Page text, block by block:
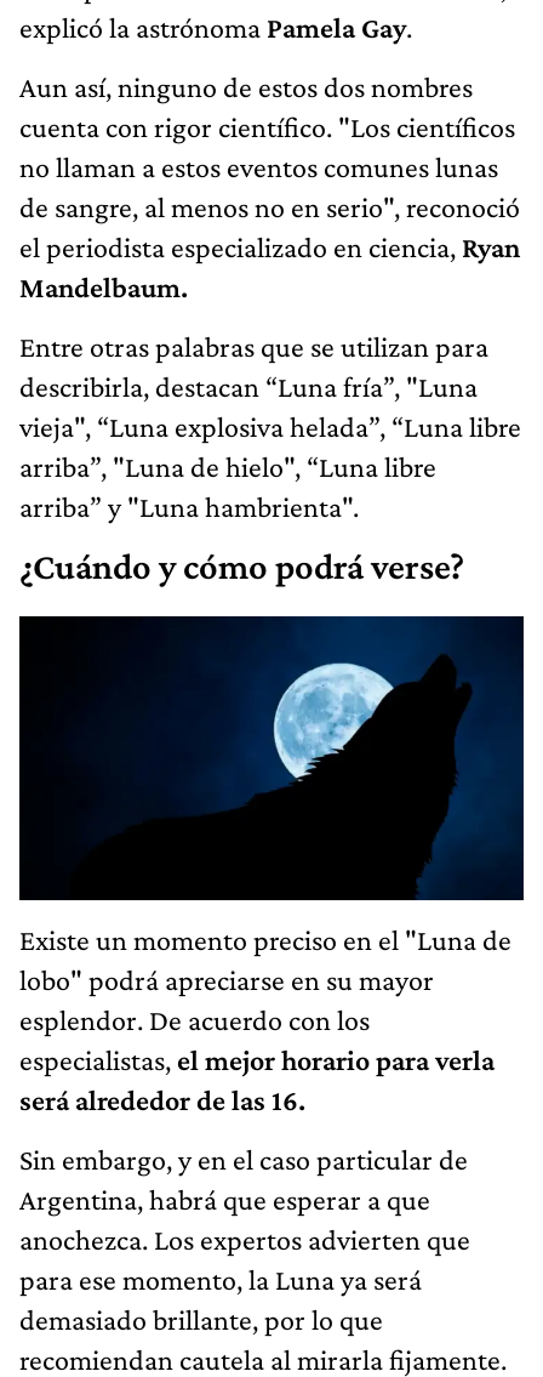
explicó la astrónoma Pamela Gay.
Aun así, ninguno de estos dos nombres
cuenta con rigor científico. "Los científicos
no llaman a estos eventos comunes lunas
de sangre, al menos no en serio", reconoció
el periodista especializado en ciencia, Ryan
Mandelbaum.
Entre otras palabras que se utilizan para
describirla, destacan “Luna fría”, "Luna
vieja", “Luna explosiva helada”, “Luna libre
arriba”, "Luna de hielo", “Luna libre
arriba” y "Luna hambrienta".
¿Cuándo y cómo podrá verse?
Existe un momento preciso en el "Luna de
lobo" podrá apreciarse en su mayor
esplendor. De acuerdo con los
especialistas, el mejor horario para verla
será alrededor de las 16.
Sin embargo, y en el caso particular de
Argentina, habrá que esperar a que
anochezca. Los expertos advierten que
para ese momento, la Luna ya será
demasiado brillante, por lo que
recomiendan cautela al mirarla fijamente.